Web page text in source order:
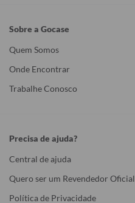
Sobre a Gocase
Quem Somos
Onde Encontrar
Trabalhe Conosco
Precisa de ajuda?
Central de ajuda
Quero ser um Revendedor Oficial
Política de Privacidade